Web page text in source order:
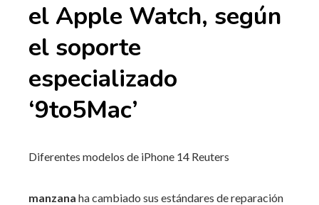
el Apple Watch, según
el soporte
especializado
‘9to5Mac’
Diferentes modelos de iPhone 14 Reuters
manzana ha cambiado sus estándares de reparación